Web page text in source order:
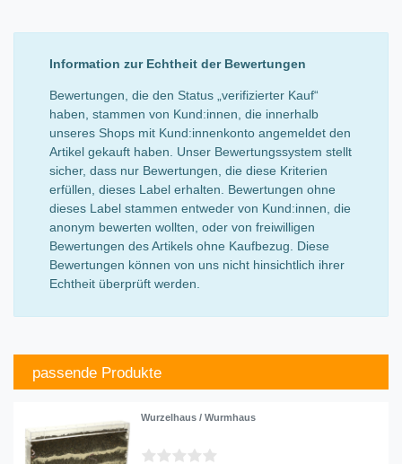
Information zur Echtheit der Bewertungen
Bewertungen, die den Status „verifizierter Kauf“
haben, stammen von Kund:innen, die innerhalb
unseres Shops mit Kund:innenkonto angemeldet den
Artikel gekauft haben. Unser Bewertungssystem stellt
sicher, dass nur Bewertungen, die diese Kriterien
erfüllen, dieses Label erhalten. Bewertungen ohne
dieses Label stammen entweder von Kund:innen, die
anonym bewerten wollten, oder von freiwilligen
Bewertungen des Artikels ohne Kaufbezug. Diese
Bewertungen können von uns nicht hinsichtlich ihrer
Echtheit überprüft werden.
passende Produkte
Wurzelhaus / Wurmhaus